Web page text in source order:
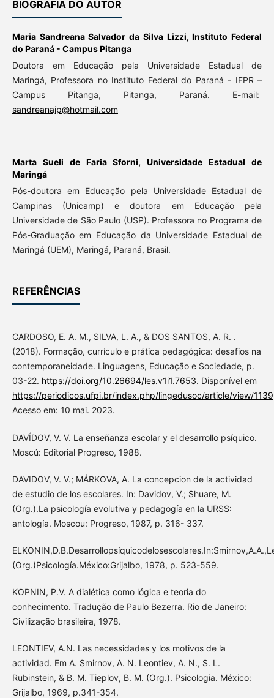
BIOGRAFIA DO AUTOR
Maria Sandreana Salvador da Silva Lizzi,Instituto Federal
do Paraná - Campus Pitanga
Doutora em Educação pela Universidade Estadual de
Maringá, Professora no Instituto Federal do Paraná - IFPR –
Campus Pitanga, Pitanga, Paraná. E-mail:
sandreanajp@hotmail.com
Marta Sueli de Faria Sforni,Universidade Estadual de
Maringá
Pós-doutora em Educação pela Universidade Estadual de
Campinas (Unicamp) e doutora em Educação pela
Universidade de São Paulo (USP). Professora no Programa de
Pós-Graduação em Educação da Universidade Estadual de
Maringá (UEM), Maringá, Paraná, Brasil.
REFERÊNCIAS
CARDOSO, E. A. M., SILVA, L. A., & DOS SANTOS, A. R. .
(2018). Formação, currículo e prática pedagógica: desafios na
contemporaneidade. Linguagens, Educação e Sociedade, p.
03-22. https://doi.org/10.26694/les.v1i1.7653. Disponível em
https://periodicos.ufpi.br/index.php/lingedusoc/article/view/1139
Acesso em: 10 mai. 2023.
DAVÍDOV, V. V. La enseñanza escolar y el desarrollo psíquico.
Moscú: Editorial Progreso, 1988.
DAVIDOV, V. V.; MÁRKOVA, A. La concepcion de la actividad
de estudio de los escolares. In: Davidov, V.; Shuare, M.
(Org.).La psicología evolutiva y pedagogía en la URSS:
antología. Moscou: Progreso, 1987, p. 316- 337.
(Org.)Psicología.México:Grijalbo, 1978, p. 523-559.
KOPNIN, P.V. A dialética como lógica e teoria do
conhecimento. Tradução de Paulo Bezerra. Rio de Janeiro:
Civilização brasileira, 1978.
LEONTIEV, A.N. Las necessidades y los motivos de la
actividad. Em A. Smirnov, A. N. Leontiev, A. N., S. L.
Rubinstein, & B. M. Tieplov, B. M. (Org.). Psicologia. México:
Grijalbo, 1969, p.341-354.